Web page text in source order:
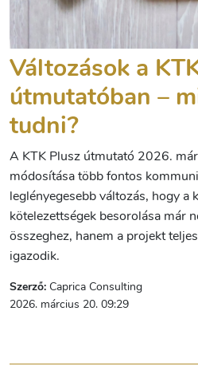
Változások a
útmutatóban –
tudni?
A KTK Plusz útmutató 2026.
módosítása több fontos
leglényegesebb változás, hogy a
kötelezettségek besorolása már
összeghez, hanem a projekt
igazodik.
Szerző: Caprica Consulting
2026. március 20. 09:29